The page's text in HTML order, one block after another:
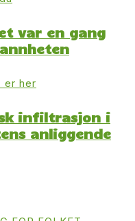
var en gang
infiltrasjon i
anliggende